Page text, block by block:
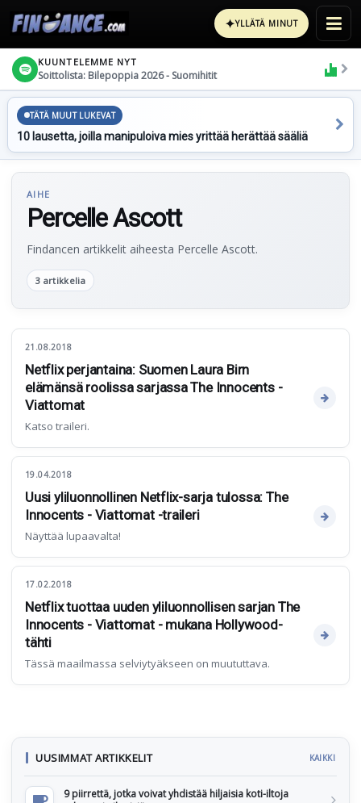
✦YLLÄTÄ MINUT
KUUNTELEMME NYT
Soittolista: Bilepoppia 2026 - Suomihitit
TÄTÄ MUUT LUKEVAT
10 lausetta, joilla manipuloiva mies yrittää herättää sääliä
AIHE
Percelle Ascott
Findancen artikkelit aiheesta Percelle Ascott.
3 artikkelia
21.08.2018
Netflix perjantaina: Suomen Laura Birn
elämänsä roolissa sarjassa The Innocents -
Viattomat
Katso traileri.
19.04.2018
Uusi yliluonnollinen Netflix-sarja tulossa: The
Innocents - Viattomat -traileri
Näyttää lupaavalta!
17.02.2018
Netflix tuottaa uuden yliluonnollisen sarjan The
Innocents - Viattomat - mukana Hollywood-
tähti
Tässä maailmassa selviytyäkseen on muututtava.
UUSIMMAT ARTIKKELIT KAIKKI
9 piirrettä, jotka voivat yhdistää hiljaisia koti-iltoja